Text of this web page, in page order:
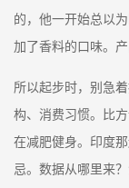
的，他一开始总以
加了香料的口味。
所以起步时，别急
构、消费习惯。比
在减肥健身。印度
忌。数据从哪里来